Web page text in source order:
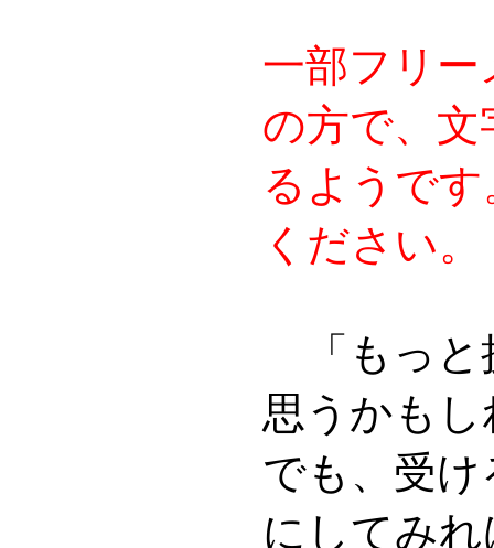
一部フリ
の方で、
るようです
ください。
「もっと
思うかも
でも、受
にしてみ